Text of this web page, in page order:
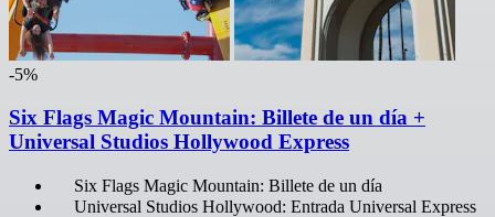
-5%
Six Flags Magic Mountain: Billete de un día +
Universal Studios Hollywood Express
Six Flags Magic Mountain: Billete de un día
Universal Studios Hollywood: Entrada Universal Express